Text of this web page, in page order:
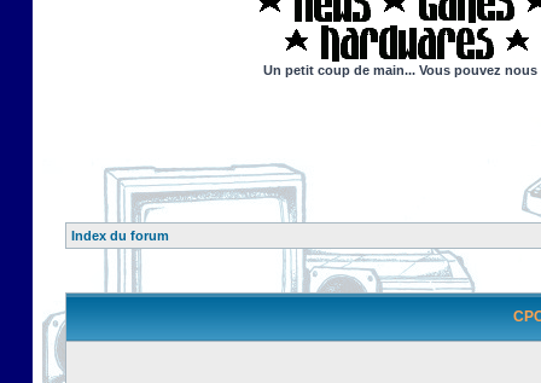
Un petit coup de main... Vous pouvez
Index du forum